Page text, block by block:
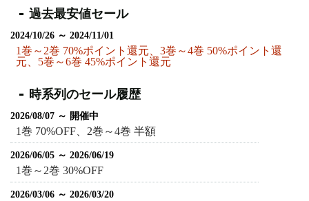
過去最安値セール
2024/10/26 ～ 2024/11/01
1巻～2巻 70%ポイント還元、3巻～4巻 50%ポイント還
元、5巻～6巻 45%ポイント還元
時系列のセール履歴
2026/08/07 ～ 開催中
1巻 70%OFF、2巻～4巻 半額
2026/06/05 ～ 2026/06/19
1巻～2巻 30%OFF
2026/03/06 ～ 2026/03/20